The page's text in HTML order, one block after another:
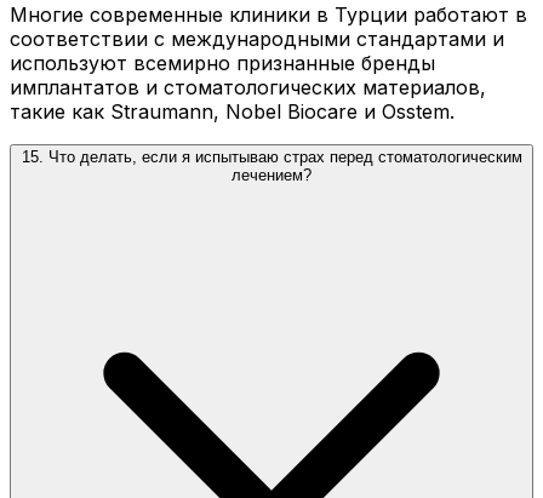
Многие современные клиники в Турции работают в
соответствии с международными стандартами и
используют всемирно признанные бренды
имплантатов и стоматологических материалов,
такие как Straumann, Nobel Biocare и Osstem.
15. Что делать, если я испытываю страх перед стоматологическим
лечением?